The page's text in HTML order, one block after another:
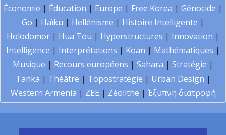
Économie | Éducation | Europe | Free Korea | Génocide |
Go | Haïku | Hellénisme | Histoire Intelligente |
Holodomor | Hua Tou | Hyperstructures | Innovation |
Intelligence | Interprétations | Koan | Mathématiques |
Musique | Recours européens | Sahara | Stratégie |
Tanka | Théâtre | Topostratégie | Urban Design |
Western Armenia | ZEE | Zéolithe | Έξυπνη διατροφή